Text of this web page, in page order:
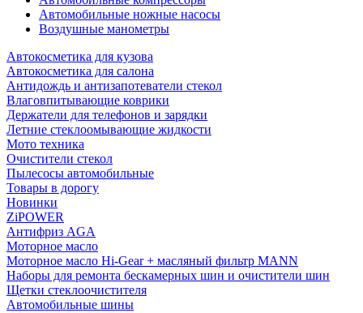
Автомобильные ножные насосы
Воздушные манометры
Автокосметика для кузова
Автокосметика для салона
Антидождь и антизапотеватели стекол
Влаговпитывающие коврики
Держатели для телефонов и зарядки
Летние стеклоомывающие жидкости
Мото техника
Очистители стекол
Пылесосы автомобильные
Товары в дорогу
Новинки
ZiPOWER
Антифриз AGA
Моторное масло
Моторное масло Hi-Gear + масляный фильтр MANN
Наборы для ремонта бескамерных шин и очистители шин
Щетки стеклоочистителя
Автомобильные шины